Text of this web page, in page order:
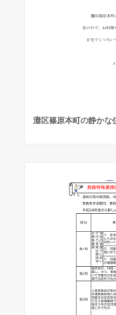
灘区篠原本町の静かな